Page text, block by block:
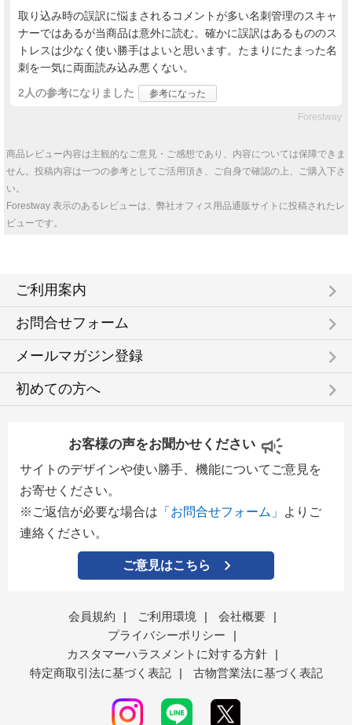
取り込み時の誤訳に悩まされるコメントが多い名刺管理のスキャ
ナーではあるが当商品は意外に読む。確かに誤訳はあるもののス
トレスは少なく使い勝手はよいと思います。たまりにたまった名
刺を一気に両面読み込み悪くない。
2人の参考になりました 参考になった
Forestway
商品レビュー内容は主観的なご意見・ご感想であり、内容については保障できま
せん。投稿内容は一つの参考としてご活用頂き、ご自身で確認の上、ご購入下さ
い。
Forestway 表示のあるレビューは、弊社オフィス用品通販サイトに投稿されたレ
ビューです。
ご利用案内 keyboard_arrow_right
お問合せフォーム keyboard_arrow_right
メールマガジン登録 keyboard_arrow_right
初めての方へ keyboard_arrow_right
お客様の声をお聞かせください
サイトのデザインや使い勝手、機能についてご意見を
お寄せください。
※ご返信が必要な場合は 「お問合せフォーム」
よりご
連絡ください。
ご意見はこちら
会員規約 | ご利用環境 | 会社概要
|
プライバシーポリシー
|
カスタマーハラスメントに対する方針
|
特定商取引法に基づく表記
| 古物営業法に基づく表記